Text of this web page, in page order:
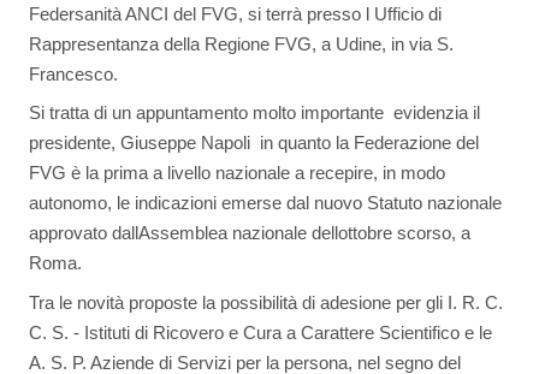
Federsanità ANCI del FVG, si terrà presso l Ufficio di
Rappresentanza della Regione FVG, a Udine, in via S.
Francesco.
Si tratta di un appuntamento molto importante  evidenzia il
presidente, Giuseppe Napoli  in quanto la Federazione del
FVG è la prima a livello nazionale a recepire, in modo
autonomo, le indicazioni emerse dal nuovo Statuto nazionale
approvato dallAssemblea nazionale dellottobre scorso, a
Roma.
Tra le novità proposte la possibilità di adesione per gli I. R. C.
C. S. - Istituti di Ricovero e Cura a Carattere Scientifico e le
A. S. P. Aziende di Servizi per la persona, nel segno del